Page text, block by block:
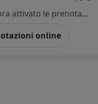
Questo dottore non ha ancora attivato le prenotazioni online presso questo indirizzo.
online